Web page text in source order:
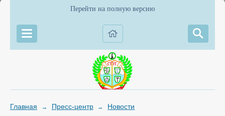
Перейти на полную версию
Главная → Пресс-центр → Новости